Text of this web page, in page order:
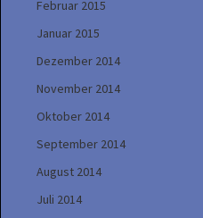
Februar 2015
Januar 2015
Dezember 2014
November 2014
Oktober 2014
September 2014
August 2014
Juli 2014